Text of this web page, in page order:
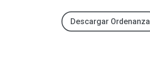
Descargar Ordenanza